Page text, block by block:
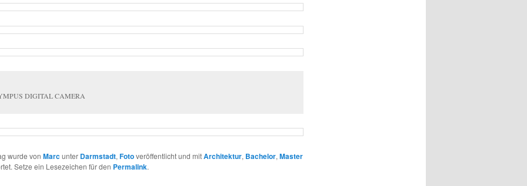
DIGITAL CAMERA
wurde von Marcunter Darmstadt, Fotoveröffentlicht und mitArchitektur, Bachelor, Master
Setze ein Lesezeichen für den Permalink.